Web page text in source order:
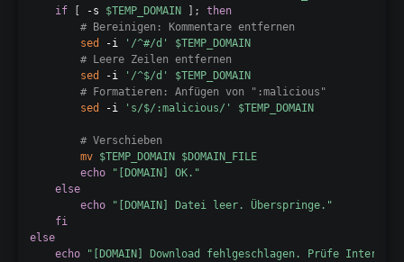
if
-s $TEMP_DOMAIN ;
then
# Bereinigen: Kommentare entfernen
sed
-i '/^#/d'
$TEMP_DOMAIN
# Leere Zeilen entfernen
sed
-i '/^$/d'
$TEMP_DOMAIN
# Formatieren: Anfügen von ":malicious"
sed
-i 's/$/:malicious/' $TEMP_DOMAIN
# Verschieben
mv $TEMP_DOMAIN
$DOMAIN_FILE
echo
"[DOMAIN] OK."
else
echo
"[DOMAIN] Datei leer. Überspringe."
fi
else
echo
"[DOMAIN] Download fehlgeschlagen. Prüfe